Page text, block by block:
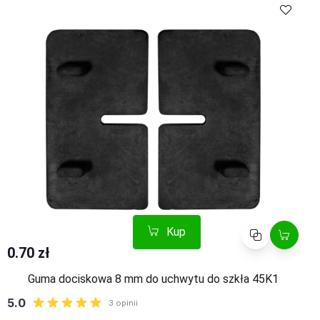
Kup Porównaj
0.70 zł
Guma dociskowa 8 mm do uchwytu do szkła 45K1